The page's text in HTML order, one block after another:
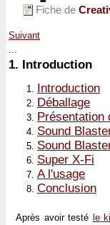
Fiche de
Suivant
...
1. Introduction
Introduction
Déballage
Présentation
Sound
Sound
Super X-Fi
A l'usage
Conclusion
Après avoir testé le